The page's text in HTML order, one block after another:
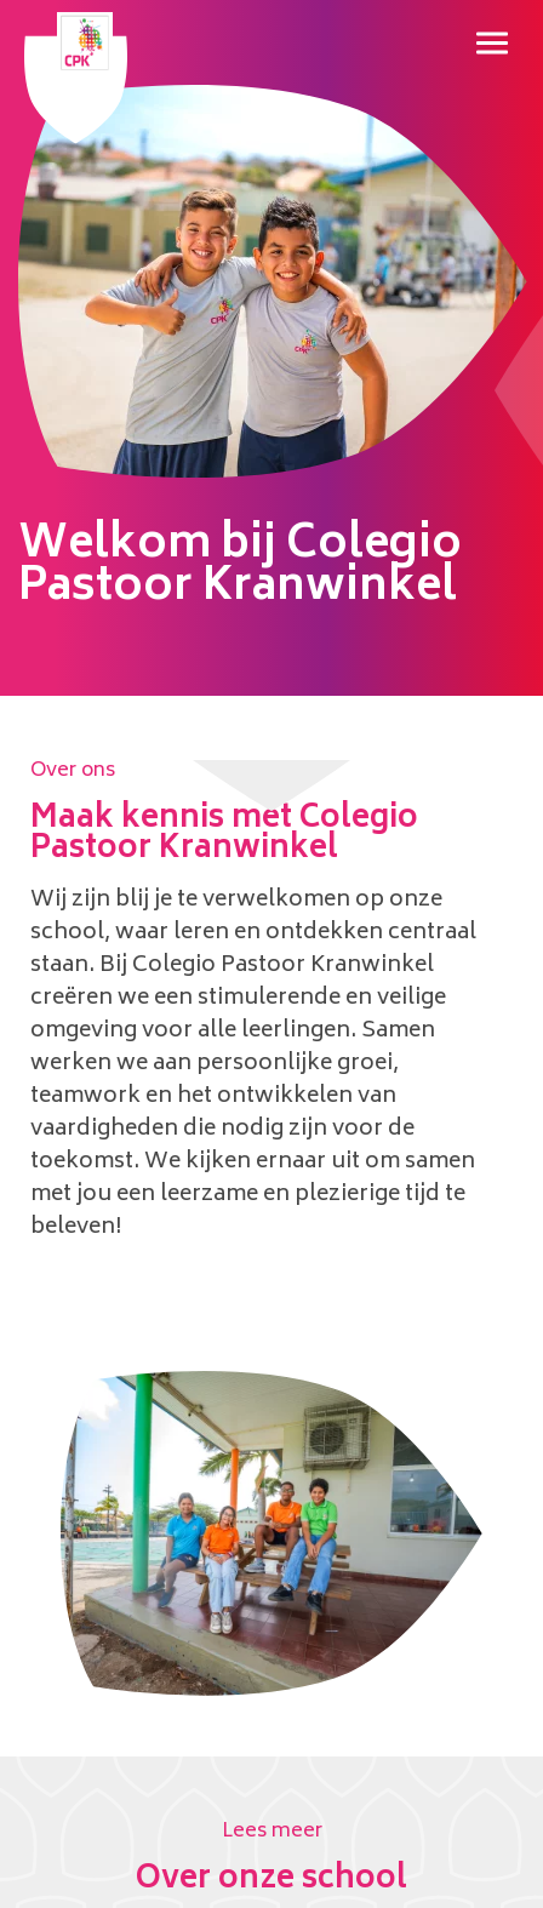
Naar hoofdinhoud
Colegio Pastoor Kranwinkel
Inschrijven
SAS
Contact
Over SKOA
Over onze school
Ons team
Dit is een optionele knop
Welkom bij Colegio
Pastoor Kranwinkel
Over ons
Maak kennis met Colegio
Pastoor Kranwinkel
Wij zijn blij je te verwelkomen op onze
school, waar leren en ontdekken centraal
staan. Bij Colegio Pastoor Kranwinkel
creëren we een stimulerende en veilige
omgeving voor alle leerlingen. Samen
werken we aan persoonlijke groei,
teamwork en het ontwikkelen van
vaardigheden die nodig zijn voor de
toekomst. We kijken ernaar uit om samen
met jou een leerzame en plezierige tijd te
beleven!
Lees meer
Over onze school